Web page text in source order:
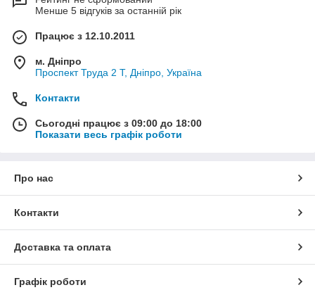
Менше 5 відгуків за останній рік
Працює з 12.10.2011
м. Дніпро
Проспект Труда 2 Т, Дніпро, Україна
Контакти
Сьогодні працює з 09:00 до 18:00
Показати весь графік роботи
Про нас
Контакти
Доставка та оплата
Графік роботи